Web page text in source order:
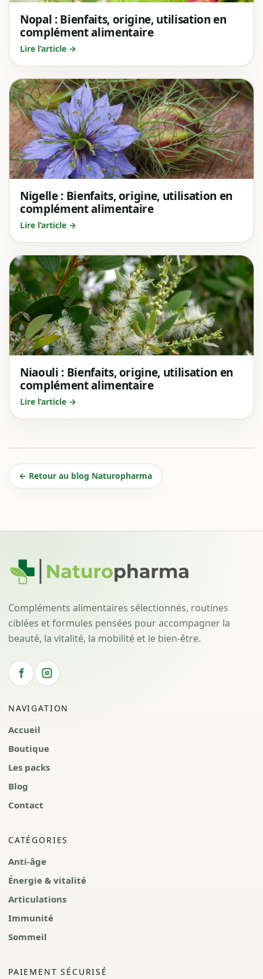
Nopal : Bienfaits, origine, utilisation en
complément alimentaire
Lire l’article →
Nigelle : Bienfaits, origine, utilisation en
complément alimentaire
Lire l’article →
Niaouli : Bienfaits, origine, utilisation en
complément alimentaire
Lire l’article →
← Retour au blog Naturopharma
Compléments alimentaires sélectionnés, routines
ciblées et formules pensées pour accompagner la
beauté, la vitalité, la mobilité et le bien-être.
NAVIGATION
Accueil
Boutique
Les packs
Blog
Contact
CATÉGORIES
Anti-âge
Énergie & vitalité
Articulations
Immunité
Sommeil
PAIEMENT SÉCURISÉ